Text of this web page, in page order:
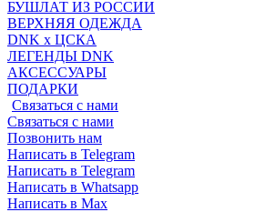
БУШЛАТ ИЗ РОССИИ
ВЕРХНЯЯ ОДЕЖДА
DNK x ЦСКА
ЛЕГЕНДЫ DNK
АКСЕССУАРЫ
ПОДАРКИ
Связаться с нами
Связаться с нами
Позвонить нам
Написать в Telegram
Написать в Telegram
Написать в Whatsapp
Написать в Max